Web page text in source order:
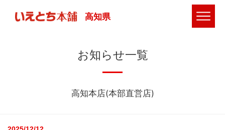
高知県
お知らせ一覧
高知本店(本部直営店)